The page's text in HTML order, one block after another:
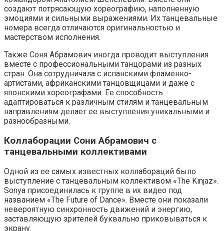
создают потрясающую хореографию, наполненную
эмоциями и сильными выражениями. Их танцевальные
номера всегда отличаются оригинальностью и
мастерством исполнения.
Также Соня Абрамович иногда проводит выступления
вместе с профессиональными танцорами из разных
стран. Она сотрудничала с испанскими фламенко-
артистами, африканскими танцовщицами и даже с
японскими хореографами. Ее способность
адаптироваться к различным стилям и танцевальным
направлениям делает ее выступления уникальными и
разнообразными.
Коллаборации Сони Абрамович с
танцевальными коллективами
Одной из ее самых известных коллабораций было
выступление с танцевальным коллективом «The Kinjaz».
Sonya присоединилась к группе в их видео под
названием «The Future of Dance». Вместе они показали
невероятную синхронность движений и энергию,
заставляющую зрителей буквально приковываться к
экрану.